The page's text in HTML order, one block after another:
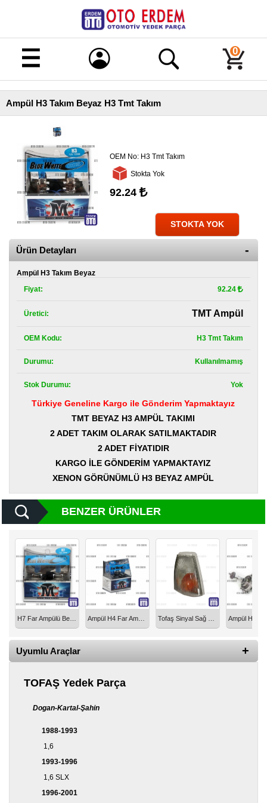
Merhaba!
Giriş
Kayıt
Ana
Sayfa
Kampanyalı
Ürünler
Ürünler
Banka
Hesapları
İletişim
Kategoriler
Yedek
Parça
Parça
TOFAŞ
Yedek
Parça
Yedek
Parça
TOGG
Yedek
Parça
Oto
Yedek
Silecek
Çeşitleri
Aksesuar
0
Ampül H3 Takım Beyaz H3 Tmt Takım
OEM No: H3 Tmt Takım
Stokta Yok
92.24
STOKTA YOK
Ürün Detayları
Ampül H3 Takım Beyaz
Fiyat:
92.24
Üretici: TMT Ampül
OEM Kodu: H3 Tmt Takım
Durumu: Kullanılmamış
Stok Durumu: Yok
Türkiye Geneline Kargo ile Gönderim Yapmaktayız
TMT BEYAZ H3 AMPÜL TAKIMI
2 ADET TAKIM OLARAK SATILMAKTADIR
2 ADET FİYATIDIR
KARGO İLE GÖNDERİM YAPMAKTAYIZ
XENON GÖRÜNÜMLÜ H3 BEYAZ AMPÜL
BENZER ÜRÜNLER
Uyumlu Araçlar
TOFAŞ Yedek Parça
Dogan-Kartal-Şahin
1988-1993
1,6
1993-1996
1,6 SLX
1996-2001